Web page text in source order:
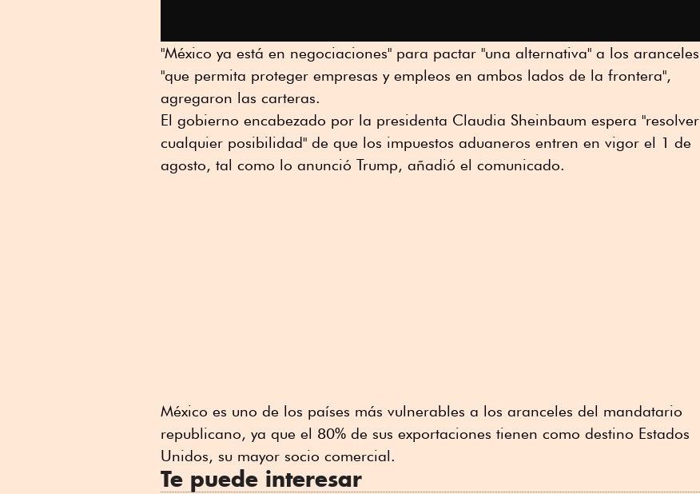
"México ya está en negociaciones" para pactar "una alternativa" a los aranceles
"que permita proteger empresas y empleos en ambos lados de la frontera",
agregaron las carteras.
El gobierno encabezado por la presidenta Claudia Sheinbaum espera "resolver
cualquier posibilidad" de que los impuestos aduaneros entren en vigor el 1 de
agosto, tal como lo anunció Trump, añadió el comunicado.
México es uno de los países más vulnerables a los aranceles del mandatario
republicano, ya que el 80% de sus exportaciones tienen como destino Estados
Unidos, su mayor socio comercial.
Te puede interesar